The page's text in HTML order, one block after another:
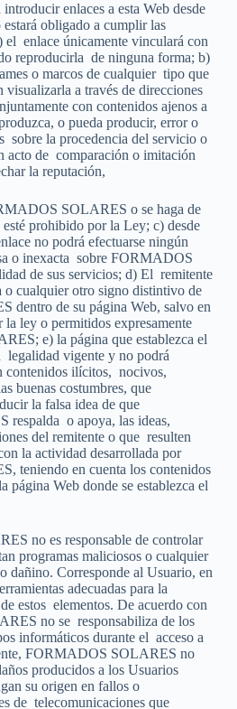
enlaces a esta Web desde
estará obligado a cumplir las
el enlace únicamente vinculará con
reproducirla de ninguna forma; b)
o marcos de cualquier tipo que
visualizarla a través de direcciones
con contenidos ajenos a
o pueda producir, error o
sobre la procedencia del servicio o
acto de comparación o imitación
la reputación,
SOLARES o se haga de
esté prohibido por la Ley; c) desde
no podrá efectuarse ningún
o inexacta sobre FORMADOS
de sus servicios; d) El remitente
o cualquier otro signo distintivo de
dentro de su página Web, salvo en
la ley o permitidos expresamente
e) la página que establezca el
legalidad vigente y no podrá
contenidos ilícitos, nocivos,
buenas costumbres, que
la falsa idea de que
respalda o apoya, las ideas,
del remitente o que resulten
la actividad desarrollada por
teniendo en cuenta los contenidos
página Web donde se establezca el
no es responsable de controlar
programas maliciosos o cualquier
dañino. Corresponde al Usuario, en
adecuadas para la
estos elementos. De acuerdo con
no se responsabiliza de los
informáticos durante el acceso a
FORMADOS SOLARES no
producidos a los Usuarios
su origen en fallos o
de telecomunicaciones que